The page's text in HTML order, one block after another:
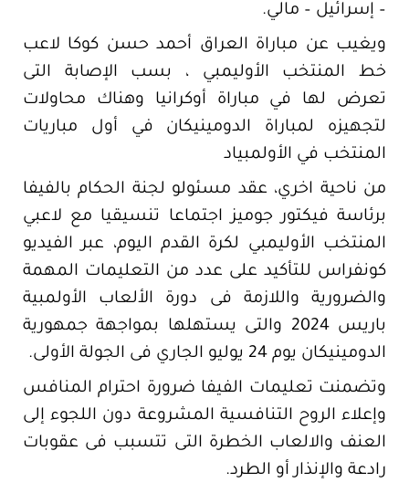
– إسرائيل – مالي.
ويغيب عن مباراة العراق أحمد حسن كوكا لاعب
خط المنتخب الأوليمبي ، بسب الإصابة التى
تعرض لها في مباراة أوكرانيا وهناك محاولات
لتجهيزه لمباراة الدومينيكان في أول مباريات
المنتخب في الأولمبياد
من ناحية اخري، عقد مسئولو لجنة الحكام بالفيفا
برئاسة فيكتور جوميز اجتماعا تنسيقيا مع لاعبي
المنتخب الأوليمبي لكرة القدم اليوم، عبر الفيديو
كونفراس للتأكيد على عدد من التعليمات المهمة
والضرورية واللازمة فى دورة الألعاب الأولمبية
باريس 2024 والتى يستهلها بمواجهة جمهورية
الدومينيكان يوم 24 يوليو الجاري فى الجولة الأولى.
وتضمنت تعليمات الفيفا ضرورة احترام المنافس
وإعلاء الروح التنافسية المشروعة دون اللجوء إلى
العنف والالعاب الخطرة التى تتسبب فى عقوبات
رادعة والإنذار أو الطرد.